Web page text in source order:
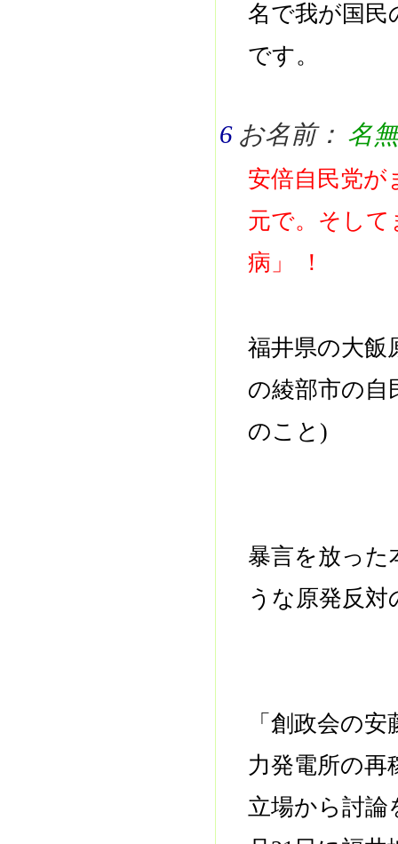
名で我が国民
です。
6 お名前： 名
安倍自民党が
元で。そして
病」 ！
福井県の大飯
の綾部市の自
のこと)
暴言を放った
うな原発反
「創政会の
力発電所の
立場から討論